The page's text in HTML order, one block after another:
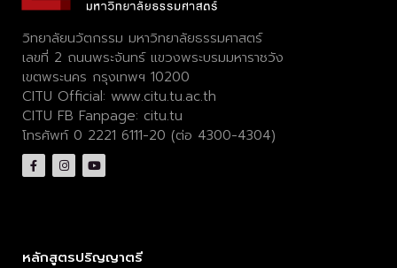
วิทยาลัยนวัตกรรม มหาวิทยาลัยธรรมศาสตร์
เลขที่ 2 ถนนพระจันทร์ แขวงพระบรมมหาราชวัง
เขตพระนคร กรุงเทพฯ 10200
CITU Official: www.citu.tu.ac.th
CITU FB Fanpage: citu.tu
โทรศัพท์ 0 2221 6111-20 (ต่อ 4300-4304)
หลักสูตรปริญญาตรี